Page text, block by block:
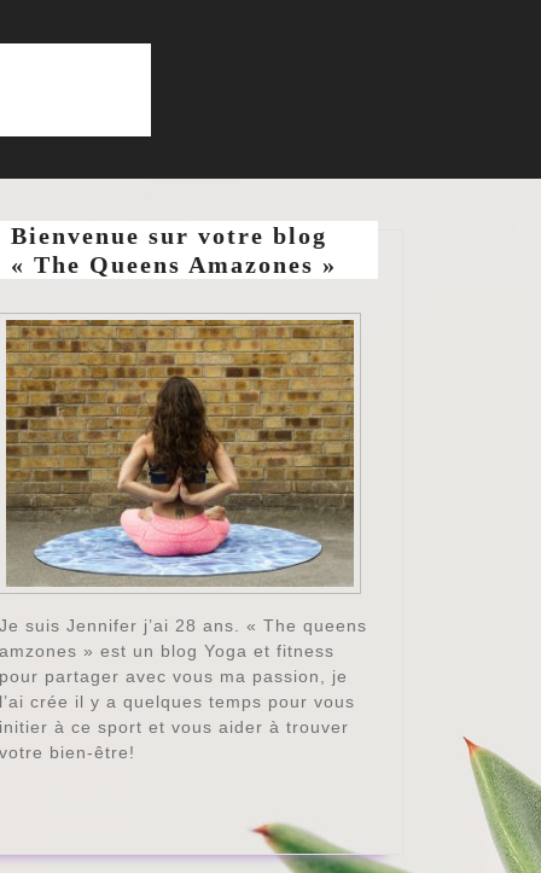
Bienvenue sur votre blog
« The Queens Amazones »
Je suis Jennifer j’ai 28 ans. « The queens
amzones » est un blog Yoga et fitness
pour partager avec vous ma passion, je
l’ai crée il y a quelques temps pour vous
initier à ce sport et vous aider à trouver
votre bien-être!